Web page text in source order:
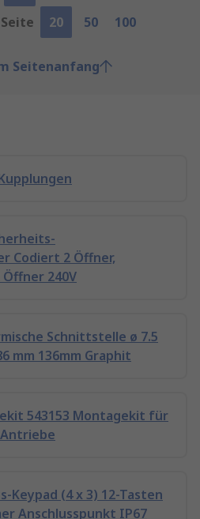
20 50 100
Seitenanfang
Codiert 2 Öffner,
240V
Schnittstelle ø 7.5
mm 136mm Graphit
543153 Montagekit für
Keypad (4 x 3) 12-Tasten
Anschlusspunkt IP67